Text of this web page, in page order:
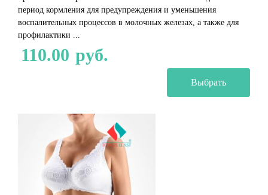
период кормления для предупреждения и уменьшения
воспалительных процессов в молочных железах, а также для
профилактики ...
руб.
110.00
Выбрать